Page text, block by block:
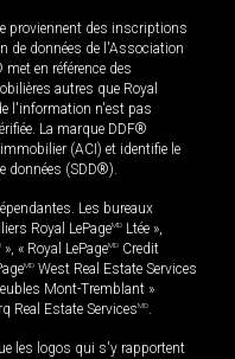
proviennent des inscriptions
de données de l'Association
en référence des
autres que Royal
l'information n'est pas
La marque DDF®
(ACI) et identifie le
données (SDD®).
Les bureaux
Royal LePageMD Ltée »,
», « Royal LePageMD Credit
MD West Real Estate Services
Mont-Tremblant »
Real Estate ServicesMD.
les logos qui s'y rapportent